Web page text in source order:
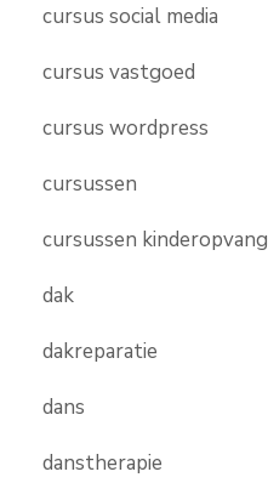
cursus social media
cursus vastgoed
cursus wordpress
cursussen
cursussen kinderopvang
dak
dakreparatie
dans
danstherapie